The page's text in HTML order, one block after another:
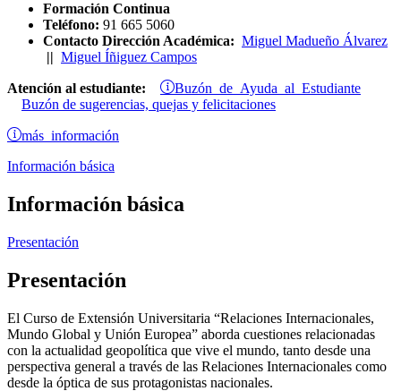
Formación Continua
Teléfono: 91 665 5060
Contacto Dirección Académica: Miguel Madueño Álvarez
|| Miguel Íñiguez Campos
Atención al estudiante: Buzón de Ayuda al Estudiante
Buzón de sugerencias, quejas y felicitaciones
más información
Información básica
Información básica
Presentación
Presentación
El Curso de Extensión Universitaria “Relaciones Internacionales,
Mundo Global y Unión Europea” aborda cuestiones relacionadas
con la actualidad geopolítica que vive el mundo, tanto desde una
perspectiva general a través de las Relaciones Internacionales como
desde la óptica de sus protagonistas nacionales.